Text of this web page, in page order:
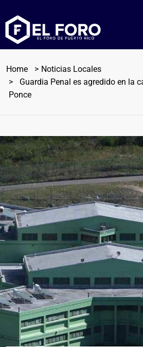
Home
Noticias Locales
Guardia Penal es agredido en la
Ponce